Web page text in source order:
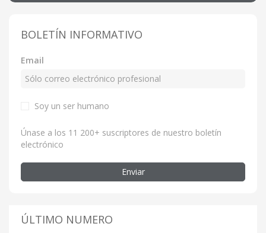
BOLETÍN INFORMATIVO
Email
Soy un ser humano
Únase a los 11 200+ suscriptores de nuestro boletín
electrónico
Enviar
ÚLTIMO NUMERO